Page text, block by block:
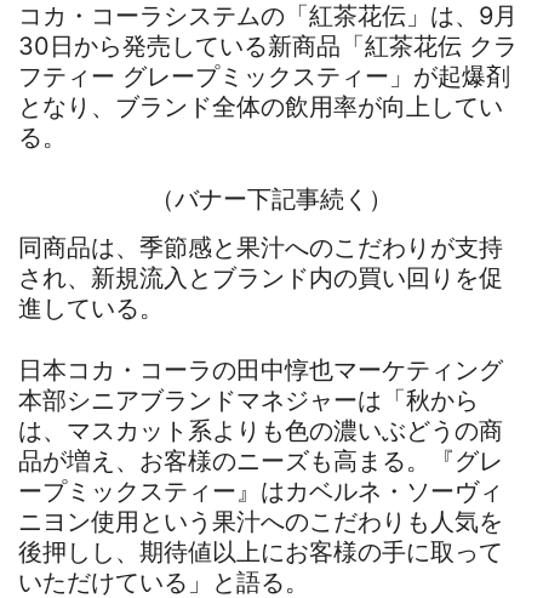
コカ・コーラシステムの「紅茶花伝」は、9月
30日から発売している新商品「紅茶花伝 クラ
フティー グレープミックスティー」が起爆剤
となり、ブランド全体の飲用率が向上してい
る。
（バナー下記事続く）
同商品は、季節感と果汁へのこだわりが支持
され、新規流入とブランド内の買い回りを促
進している。
日本コカ・コーラの田中惇也マーケティング
本部シニアブランドマネジャーは「秋から
は、マスカット系よりも色の濃いぶどうの商
品が増え、お客様のニーズも高まる。『グレ
ープミックスティー』はカベルネ・ソーヴィ
ニヨン使用という果汁へのこだわりも人気を
後押しし、期待値以上にお客様の手に取って
いただけている」と語る。